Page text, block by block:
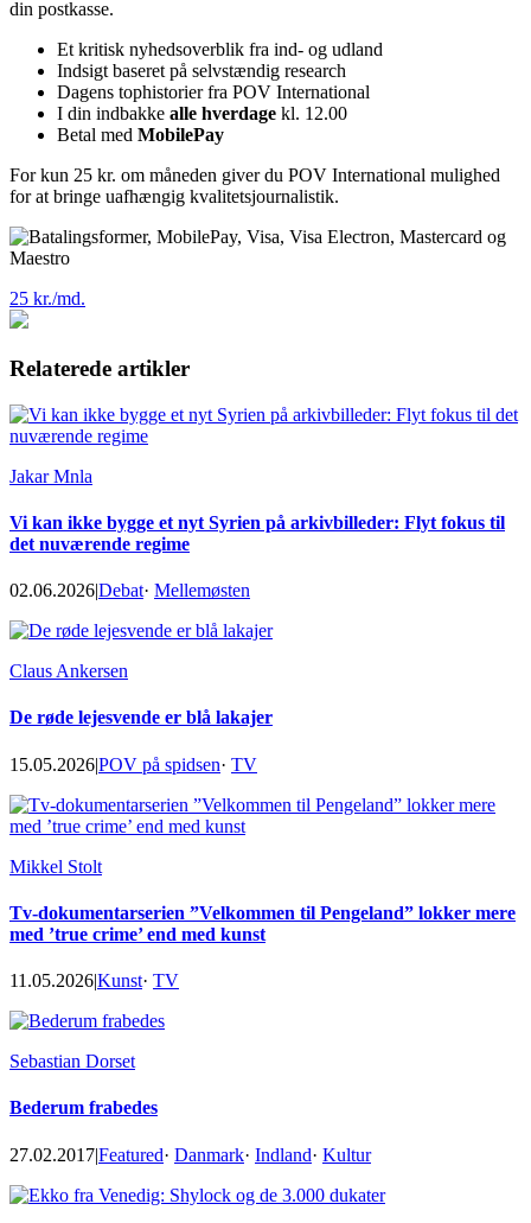
din postkasse.
Et kritisk nyhedsoverblik fra ind- og udland
Indsigt baseret på selvstændig research
Dagens tophistorier fra POV International
I din indbakke alle hverdage kl. 12.00
Betal med MobilePay
For kun 25 kr. om måneden giver du POV International mulighed
for at bringe uafhængig kvalitetsjournalistik.
25 kr./md.
Relaterede artikler
Jakar Mnla
Vi kan ikke bygge et nyt Syrien på arkivbilleder: Flyt fokus til
det nuværende regime
02.06.2026|Debat· Mellemøsten
Claus Ankersen
De røde lejesvende er blå lakajer
15.05.2026|POV på spidsen· TV
Mikkel Stolt
Tv-dokumentarserien ”Velkommen til Pengeland” lokker mere
med ’true crime’ end med kunst
11.05.2026|Kunst· TV
Sebastian Dorset
Bederum frabedes
27.02.2017|Featured· Danmark· Indland· Kultur